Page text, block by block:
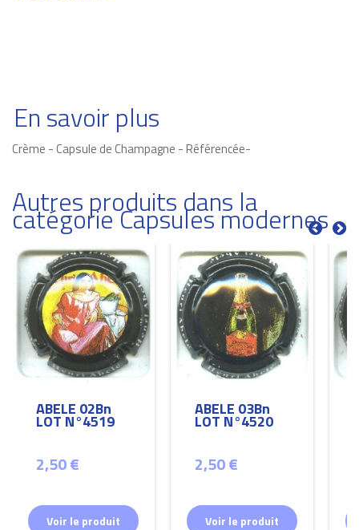
En savoir plus
Crème - Capsule de Champagne - Référencée-
Autres produits dans la
catégorie Capsules modernes
ABELE 02Bn
LOT N°4519
2,50 €
Voir le produit
ABELE 03Bn
LOT N°4520
2,50 €
Voir le produit